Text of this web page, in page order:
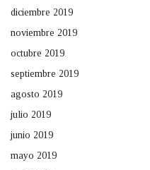
diciembre 2019
noviembre 2019
octubre 2019
septiembre 2019
agosto 2019
julio 2019
junio 2019
mayo 2019